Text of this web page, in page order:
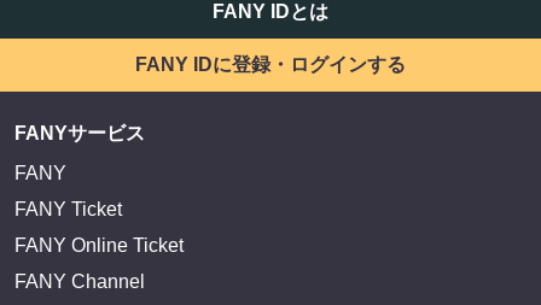
FANY IDとは
FANY IDに登録・ログインする
FANYサービス
FANY
FANY Ticket
FANY Online Ticket
FANY Channel